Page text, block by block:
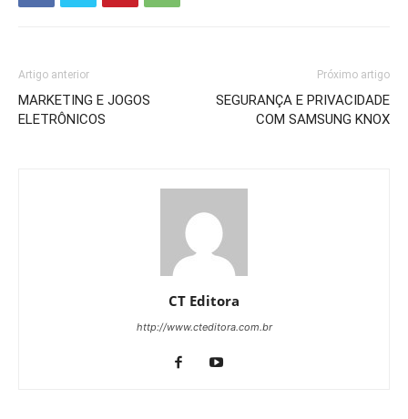
Artigo anterior
MARKETING E JOGOS
ELETRÔNICOS
Próximo artigo
SEGURANÇA E PRIVACIDADE
COM SAMSUNG KNOX
CT Editora
http://www.cteditora.com.br